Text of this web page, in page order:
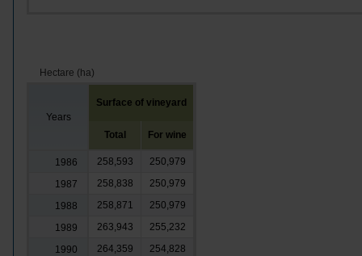
Hectare (ha)
Years
Surface of vineyard
Total For wine
1986 258,593
250,979
1987
258,838
250,979
1988
258,871
250,979
1989
263,943
255,232
1990
264,359
254,828